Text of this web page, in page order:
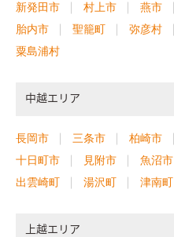
新発田市 村上市 燕市
胎内市
聖籠町 弥彦村
粟島浦村
中越エリア
長岡市 三条市 柏崎市
十日町市
見附市 魚沼市
出雲崎町
湯沢町 津南町
上越エリア